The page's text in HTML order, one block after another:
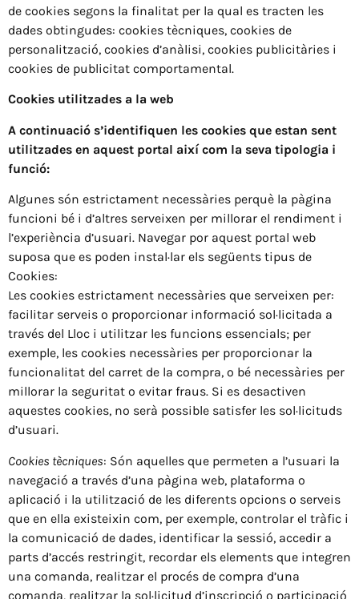
de cookies segons la finalitat per la qual es tracten les
dades obtingudes: cookies tècniques, cookies de
personalització, cookies d’anàlisi, cookies publicitàries i
cookies de publicitat comportamental.
Cookies utilitzades a la web
A continuació s’identifiquen les cookies que estan sent
utilitzades en aquest portal així com la seva tipologia i
funció:
Algunes són estrictament necessàries perquè la pàgina
funcioni bé i d’altres serveixen per millorar el rendiment i
l’experiència d’usuari. Navegar por aquest portal web
suposa que es poden instal·lar els següents tipus de
Cookies:
Les cookies estrictament necessàries que serveixen per:
facilitar serveis o proporcionar informació sol·licitada a
través del Lloc i utilitzar les funcions essencials; per
exemple, les cookies necessàries per proporcionar la
funcionalitat del carret de la compra, o bé necessàries per
millorar la seguritat o evitar fraus. Si es desactiven
aquestes cookies, no serà possible satisfer les sol·licituds
d’usuari.
Cookies tècniques: Són aquelles que permeten a l’usuari la
navegació a través d’una pàgina web, plataforma o
aplicació i la utilització de les diferents opcions o serveis
que en ella existeixin com, per exemple, controlar el tràfic i
la comunicació de dades, identificar la sessió, accedir a
parts d’accés restringit, recordar els elements que integren
una comanda, realitzar el procés de compra d’una
comanda, realitzar la sol·licitud d’inscripció o participació